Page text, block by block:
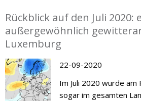
Rückblick auf den Juli 2020:
außergewöhnlich
Luxemburg
22-09-2020
Im Juli 2020 wurde am
sogar im gesamten